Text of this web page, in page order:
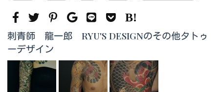
刺青師 龍一郎 RYU'S DESIGNのその他タトゥ
ーデザイン